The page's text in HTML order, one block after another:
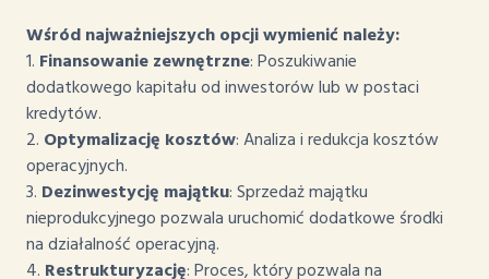
Wśród najważniejszych opcji wymienić należy:
1. Finansowanie zewnętrzne: Poszukiwanie
dodatkowego kapitału od inwestorów lub w postaci
kredytów.
2. Optymalizację kosztów: Analiza i redukcja kosztów
operacyjnych.
3. Dezinwestycję majątku: Sprzedaż majątku
nieprodukcyjnego pozwala uruchomić dodatkowe środki
na działalność operacyjną.
4. Restrukturyzację: Proces, który pozwala na